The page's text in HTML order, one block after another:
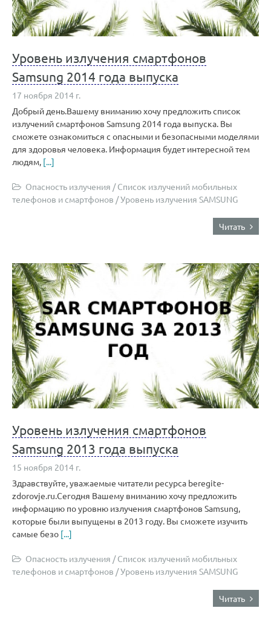
Уровень излучения смартфонов
Samsung 2014 года выпуска
17 ноября 2014 г.
Добрый день.Вашему вниманию хочу предложить список
излучений смартфонов Samsung 2014 года выпуска. Вы
сможете ознакомиться с опасными и безопасными моделями
для здоровья человека. Информация будет интересной тем
людям, [...]
Опасность излучения /Список излучений мобильных
телефонов и смартфонов /Уровень излучения SAMSUNG
Читать
Уровень излучения смартфонов
Samsung 2013 года выпуска
15 ноября 2014 г.
Здравствуйте, уважаемые читатели ресурса beregite-
zdorovje.ru.Сегодня Вашему вниманию хочу предложить
информацию по уровню излучения смартфонов Samsung,
которые были выпущены в 2013 году. Вы сможете изучить
самые безо [...]
Опасность излучения /Список излучений мобильных
телефонов и смартфонов /Уровень излучения SAMSUNG
Читать